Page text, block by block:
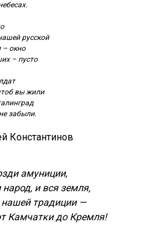
русской
– окно
– пусто
вы жили
забыли.
Константинов
амуниции,
и вся земля,
традиции —
Камчатки до Кремля!